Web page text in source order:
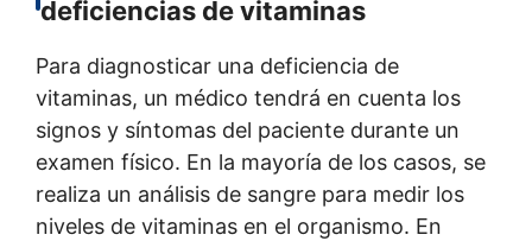
deficiencias de vitaminas
Para diagnosticar una deficiencia de
vitaminas, un médico tendrá en cuenta los
signos y síntomas del paciente durante un
examen físico. En la mayoría de los casos, se
realiza un análisis de sangre para medir los
niveles de vitaminas en el organismo. En